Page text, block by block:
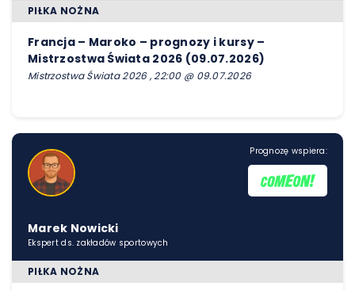
PIŁKA NOŻNA
Francja – Maroko – prognozy i kursy –
Mistrzostwa Świata 2026 (09.07.2026)
Mistrzostwa Świata 2026 , 22:00 @ 09.07.2026
Prognozę wspiera:
Marek Nowicki
Ekspert ds. zakładów sportowych
PIŁKA NOŻNA